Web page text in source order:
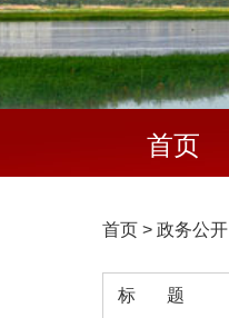
首页
首页 > 政务公开
标 题